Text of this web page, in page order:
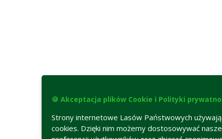
🍪 Akceptacja plików Cookie i Polityki
Strony internetowe Lasów Państwowych
cookies. Dzięki nim możemy dostosowywać